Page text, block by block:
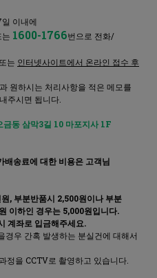
이내에
는 1600-1766번으로 전화/
또는 인터넷사이트에서 온라인 접수 후
원하시는 처리사항을 적은 메모를
주시면 됩니다.
금동 삼막3길 10 마포지사 1F
배송료에 대한 비용은 고객님
, 부분반품시 2,500원이나 부분
이하인 경우는 5,000원입니다.
계좌로 입금해주세요.
경우 간혹 발생하는 분실건에 대해서
정을 CCTV로 촬영하고 있습니다.